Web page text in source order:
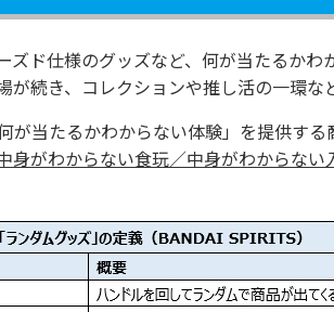
ド仕様のグッズなど、何が当たるか
続き、コレクションや推し活の一環な
当たるかわからない体験」を提供する
身がわからない食玩／中身がわからない